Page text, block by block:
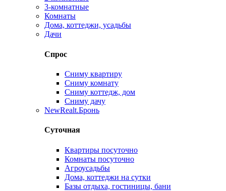
3-комнатные
Комнаты
Дома, коттеджи, усадьбы
Дачи
Спрос
Сниму квартиру
Сниму комнату
Сниму коттедж, дом
Сниму дачу
NewRealt.Бронь
Суточная
Квартиры посуточно
Комнаты посуточно
Агроусадьбы
Дома, коттеджи на сутки
Базы отдыха, гостиницы, бани